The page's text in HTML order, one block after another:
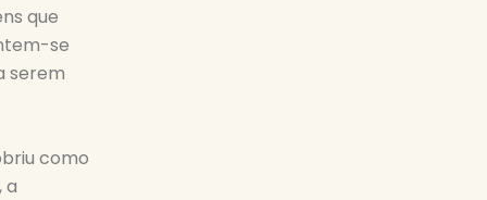
que
se
serem
como
a